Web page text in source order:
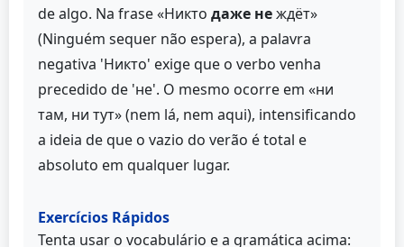
de algo. Na frase «Никто даже неждёт»
(Ninguém sequer não espera), a palavra
negativa 'Никто' exige que o verbo venha
precedido de 'не'. O mesmo ocorre em «ни
там, ни тут» (nem lá, nem aqui), intensificando
a ideia de que o vazio do verão é total e
absoluto em qualquer lugar.
Exercícios Rápidos
Tenta usar o vocabulário e a gramática acima: